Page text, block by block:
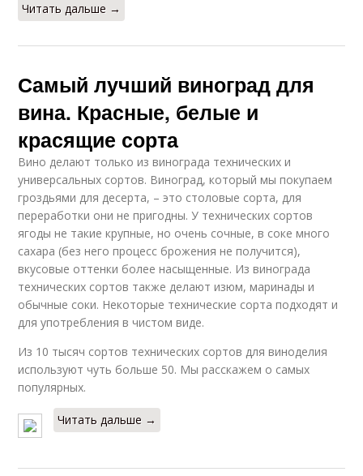
Читать дальше →
Самый лучший виноград для
вина. Красные, белые и
красящие сорта
Вино делают только из винограда технических и
универсальных сортов. Виноград, который мы покупаем
гроздьями для десерта, – это столовые сорта, для
переработки они не пригодны. У технических сортов
ягоды не такие крупные, но очень сочные, в соке много
сахара (без него процесс брожения не получится),
вкусовые оттенки более насыщенные. Из винограда
технических сортов также делают изюм, маринады и
обычные соки. Некоторые технические сорта подходят и
для употребления в чистом виде.
Из 10 тысяч сортов технических сортов для виноделия
используют чуть больше 50. Мы расскажем о самых
популярных.
Читать дальше →